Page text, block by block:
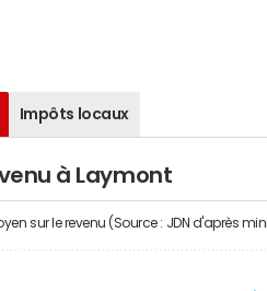
Impôts locaux
à Laymont
sur le revenu (Source : JDN d'après